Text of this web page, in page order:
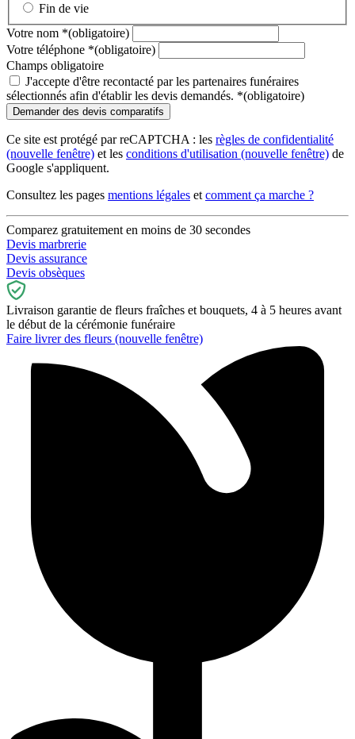
Fin de vie
Votre nom *(obligatoire)
Votre téléphone *(obligatoire)
Champs obligatoire
J'accepte d'être recontacté par les partenaires funéraires
sélectionnés afin d'établir les devis demandés. *(obligatoire)
Ce site est protégé par reCAPTCHA : les règles de confidentialité
(nouvelle fenêtre) et les conditions d'utilisation (nouvelle fenêtre) de
Google s'appliquent.
Consultez les pages mentions légales et comment ça marche ?
Comparez gratuitement en moins de 30 secondes
Devis marbrerie
Devis assurance
Devis obsèques
Livraison garantie de fleurs fraîches et bouquets, 4 à 5 heures avant
le début de la cérémonie funéraire
Faire livrer des fleurs (nouvelle fenêtre)